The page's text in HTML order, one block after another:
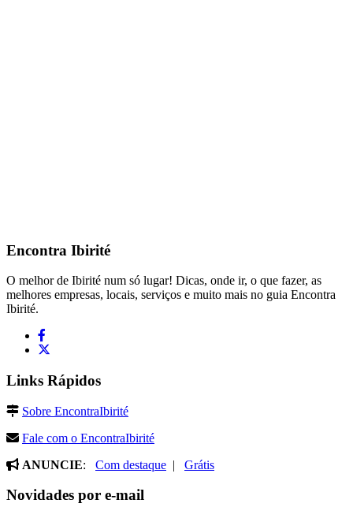
Encontra Ibirité
O melhor de Ibirité num só lugar! Dicas, onde ir, o que fazer, as
melhores empresas, locais, serviços e muito mais no guia Encontra
Ibirité.
Links Rápidos
Sobre EncontraIbirité
Fale com o EncontraIbirité
ANUNCIE: Com destaque | Grátis
Novidades por e-mail